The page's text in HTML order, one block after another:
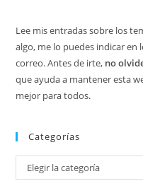
Lee mis entradas sobre los
algo, me lo puedes indicar
correo. Antes de irte, no
que ayuda a mantener esta
mejor para todos.
Categorías
Categorías
Elegir la categoría